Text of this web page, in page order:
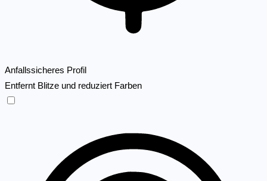
Anfallssicheres Profil
Entfernt Blitze und reduziert Farben